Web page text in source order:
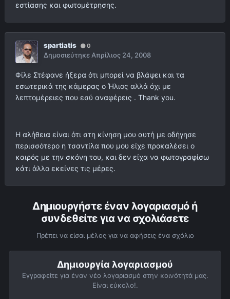
εστίασης και φωτομέτρησης.
spartiatis 0
ΔημοσιεύτηκεΑπρίλιος 24, 2008
Φίλε Στέφανε ήξερα ότι μπορεί να βλάψει και τα
εσωτερικά της κάμερας ο Ήλιος αλλά όχι με
λεπτομέρειες που εσύ αναφέρεις . Thank you.
Η αλήθεια είναι ότι στη κίνηση μου αυτή με οδήγησε
περισσότερο η τσαντίλα που μου είχε προκαλέσει ο
καιρός με την σκόνη του, και δεν είχα να φωτογραφίσω
κάτι άλλο εκείνες τις μέρες.
Δημιουργήστε έναν λογαριασμό ή
συνδεθείτε για να σχολιάσετε
Πρέπει να είσαι μέλος για να αφήσεις ένα σχόλιο
Δημιουργία λογαριασμού
Εγγραφείτε για έναν νέο λογαριασμό στην κοινότητά μας.
Είναι εύκολο!.